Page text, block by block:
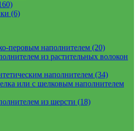
(6)
перовым наполнителем (20)
из растительных волокон
наполнителем (34)
или с шелковым наполнителем
из шерсти (18)